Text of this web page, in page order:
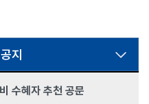
지
수혜자 추천 공문